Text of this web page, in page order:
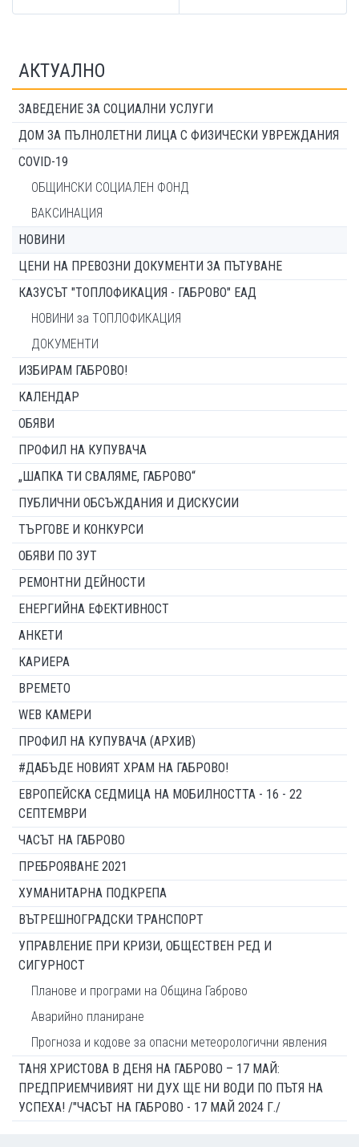
АКТУАЛНО
ЗАВЕДЕНИЕ ЗА СОЦИАЛНИ УСЛУГИ
ДОМ ЗА ПЪЛНОЛЕТНИ ЛИЦА С ФИЗИЧЕСКИ УВРЕЖДАНИЯ
COVID-19
ОБЩИНСКИ СОЦИАЛЕН ФОНД
ВАКСИНАЦИЯ
НОВИНИ
ЦЕНИ НА ПРЕВОЗНИ ДОКУМЕНТИ ЗА ПЪТУВАНЕ
КАЗУСЪТ "ТОПЛОФИКАЦИЯ - ГАБРОВО" ЕАД
НОВИНИ за ТОПЛОФИКАЦИЯ
ДОКУМЕНТИ
ИЗБИРАМ ГАБРОВО!
КАЛЕНДАР
ОБЯВИ
ПРОФИЛ НА КУПУВАЧА
„ШАПКА ТИ СВАЛЯМЕ, ГАБРОВО“
ПУБЛИЧНИ ОБСЪЖДАНИЯ И ДИСКУСИИ
ТЪРГОВЕ И КОНКУРСИ
ОБЯВИ ПО ЗУТ
РЕМОНТНИ ДЕЙНОСТИ
ЕНЕРГИЙНА ЕФЕКТИВНОСТ
АНКЕТИ
КАРИЕРА
ВРЕМЕТО
WEB КАМЕРИ
ПРОФИЛ НА КУПУВАЧА (АРХИВ)
#ДАБЪДЕ НОВИЯТ ХРАМ НА ГАБРОВО!
ЕВРОПЕЙСКА СЕДМИЦА НА МОБИЛНОСТТА - 16 - 22
СЕПТЕМВРИ
ЧАСЪТ НА ГАБРОВО
ПРЕБРОЯВАНЕ 2021
ХУМАНИТАРНА ПОДКРЕПА
ВЪТРЕШНОГРАДСКИ ТРАНСПОРТ
УПРАВЛЕНИЕ ПРИ КРИЗИ, ОБЩЕСТВЕН РЕД И
СИГУРНОСТ
Планове и програми на Община Габрово
Аварийно планиране
Прогноза и кодове за опасни метеорологични явления
ТАНЯ ХРИСТОВА В ДЕНЯ НА ГАБРОВО – 17 МАЙ:
ПРЕДПРИЕМЧИВИЯТ НИ ДУХ ЩЕ НИ ВОДИ ПО ПЪТЯ НА
УСПЕХА! /"ЧАСЪТ НА ГАБРОВО - 17 МАЙ 2024 Г./